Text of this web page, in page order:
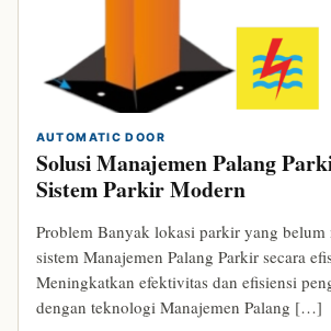
AUTOMATIC DOOR
Solusi Manajemen Palang
Sistem Parkir Modern
Problem Banyak lokasi parkir yang belum
sistem Manajemen Palang Parkir secara
Meningkatkan efektivitas dan efisiensi
dengan teknologi Manajemen Palang […]